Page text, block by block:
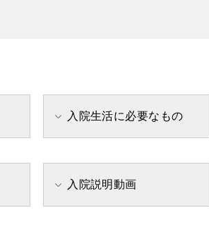
入院生活に必要なもの
入院説明動画